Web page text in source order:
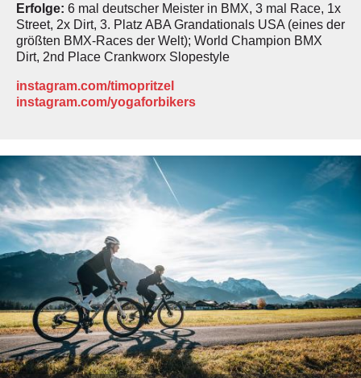
Erfolge: 6 mal deutscher Meister in BMX, 3 mal Race, 1x
Street, 2x Dirt, 3. Platz ABA Grandationals USA (eines der
größten BMX-Races der Welt); World Champion BMX
Dirt, 2nd Place Crankworx Slopestyle
instagram.com/timopritzel
instagram.com/yogaforbikers